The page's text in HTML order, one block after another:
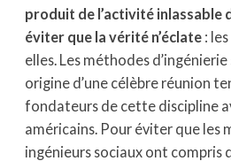
produit de l’activité inlassable
éviter que la vérité n’éclate :
elles. Les méthodes
origine d’une célèbre réunion
fondateurs de cette discipline
américains. Pour éviter que les
ingénieurs sociaux ont compris